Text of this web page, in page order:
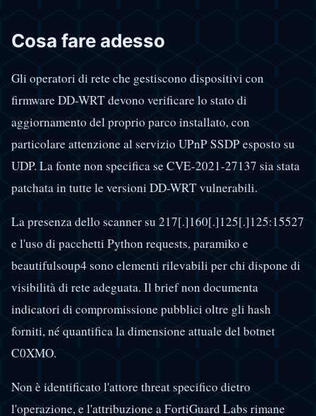
Cosa fare adesso
Gli operatori di rete che gestiscono dispositivi con
firmware DD-WRT devono verificare lo stato di
aggiornamento del proprio parco installato, con
particolare attenzione al servizio UPnP SSDP esposto su
UDP. La fonte non specifica se CVE-2021-27137 sia stata
patchata in tutte le versioni DD-WRT vulnerabili.
La presenza dello scanner su 217[.]160[.]125[.]125:15527
e l'uso di pacchetti Python requests, paramiko e
beautifulsoup4 sono elementi rilevabili per chi dispone di
visibilità di rete adeguata. Il brief non documenta
indicatori di compromissione pubblici oltre gli hash
forniti, né quantifica la dimensione attuale del botnet
C0XMO.
Non è identificato l'attore threat specifico dietro
l'operazione, e l'attribuzione a FortiGuard Labs rimane